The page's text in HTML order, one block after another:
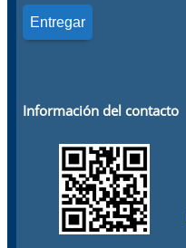
Información del contacto